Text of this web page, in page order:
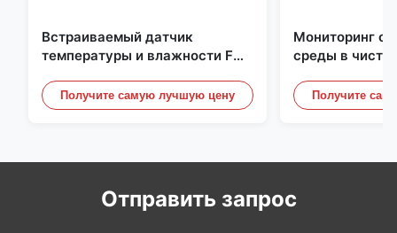
Встраиваемый датчик
температуры и влажности FD-
монитор из нержавеющей
стали 316L
Получите самую лучшую цену
Мониторинг
среды в
встроенная
20mA/RS485
Получите
Отправить запрос